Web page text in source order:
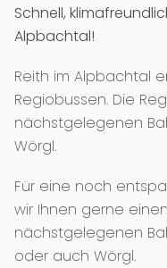
Schnell,
Alpbachtal!
Reith im Alpbachtal
Regiobussen. Die
nächstgelegenen
Wörgl.
Für eine noch
wir Ihnen gerne
nächstgelegenen
oder auch Wörgl.